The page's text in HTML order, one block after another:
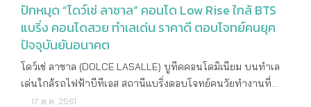
ปักหมุด “โดว์เช่ ลาซาล” คอนโด Low Rise ใกล้ BTS
แบริ่ง คอนโดสวย ทำเลเด่น ราคาดี ตอบโจทย์คนยุค
ปัจจุบันยันอนาคต
โดว์เช่ ลาซาล (DOLCE LASALLE) บูทีคคอนโดมิเนียม บนทำเล
เด่นใกล้รถไฟฟ้าบีทีเอส สถานีแบริ่งตอบโจทย์คนวัยทำงานที่
กำลังมองหาที่อยู่อาศัย ที่ให้ความสะดวกสบายจากปัจจุบันไปยัน
17 ต.ค. 2561